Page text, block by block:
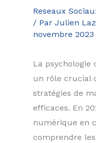
Reseaux
/ Par Julien
novembre 2023
La psychologie
un rôle crucial
stratégies de
efficaces. En
numérique en
comprendre